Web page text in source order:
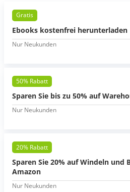
Gratis
Ebooks kostenfrei herunterladen
Nur Neukunden
50% Rabatt
Sparen Sie bis zu 50% auf
Nur Neukunden
20% Rabatt
Sparen Sie 20% auf Windeln und
Amazon
Nur Neukunden